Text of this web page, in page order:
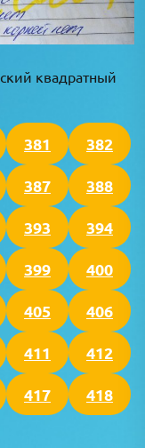
квадратный
381 382
387 388
393 394
399 400
405 406
411 412
417 418